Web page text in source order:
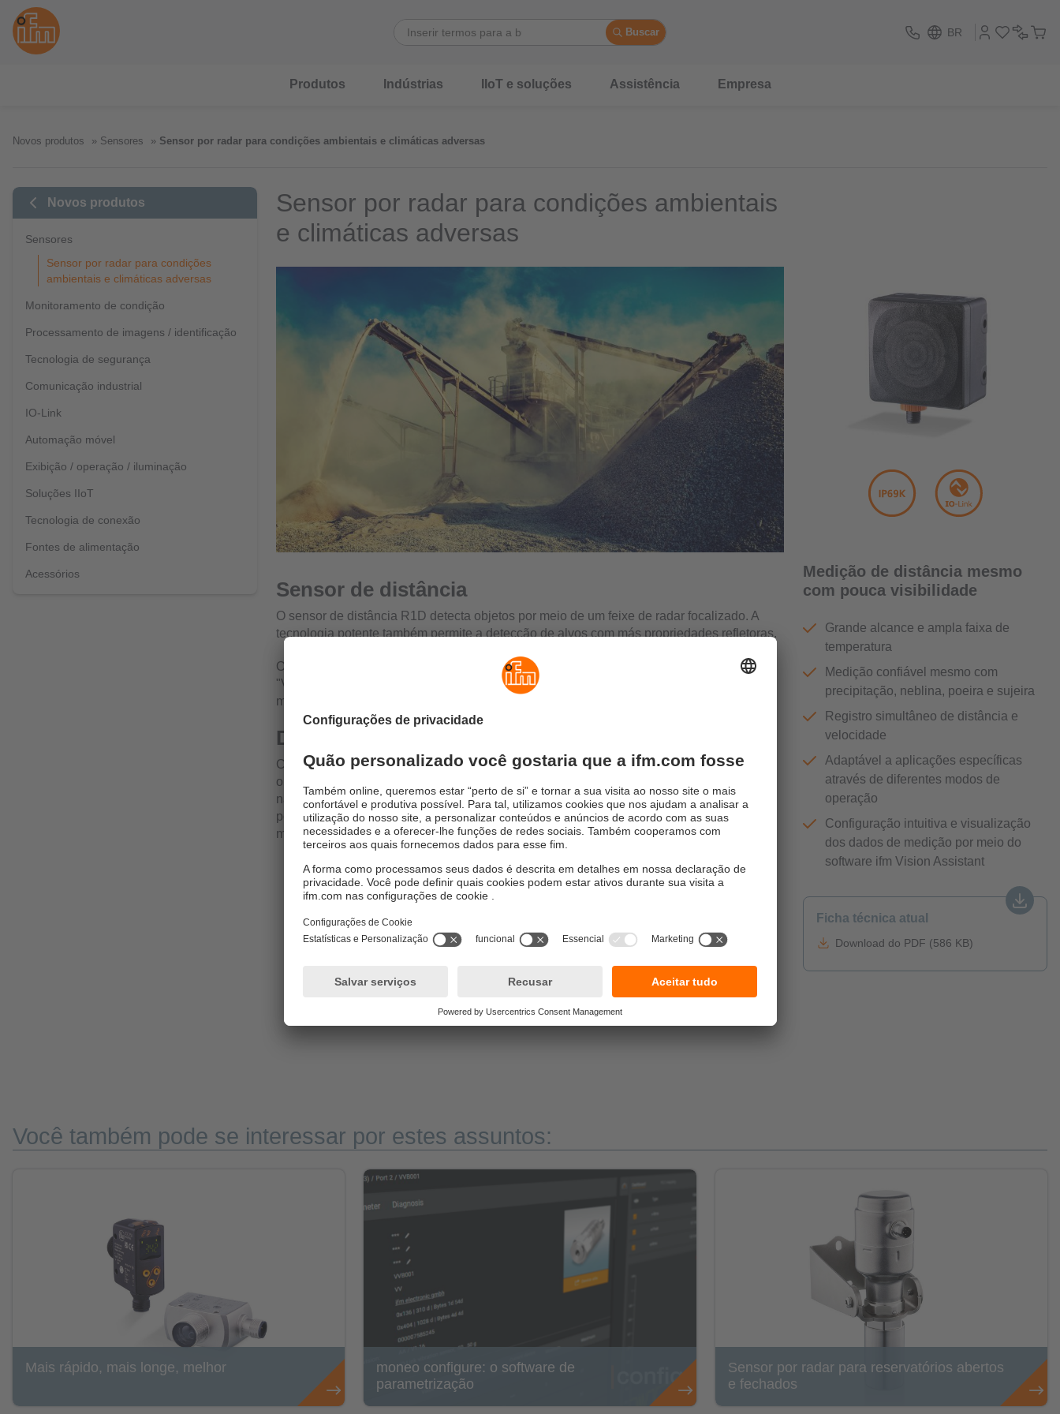
Buscar BR
Produtos Indústrias IIoT e soluções Assistência Empresa
Novos produtos Sensores Sensor por radar para condições ambientais e climáticas adversas
Novos produtos
Sensores
Sensor por radar para condições
ambientais e climáticas adversas
Monitoramento de condição
Processamento de imagens / identificação
Tecnologia de segurança
Comunicação industrial
IO-Link
Automação móvel
Exibição / operação / iluminação
Soluções IIoT
Tecnologia de conexão
Fontes de alimentação
Acessórios
Sensor por radar para condições ambientais
e climáticas adversas
Sensor de distância
O sensor de distância R1D detecta objetos por meio de um feixe de radar focalizado. A
tecnologia potente também permite a detecção de alvos com más propriedades refletoras.
Os dados obtidos desta forma podem ser visualizados claramente por meio do software
"Vision Assistant". É possível por exemplo, visualizar vários objetos simultaneamente por
meio do perfil de distância e ao mesmos tempo emitir suas velocidades relativas.
Detecção confiável em ambientes agressivos
Com seu longo alcance, resistência a impactos e vibrações e os diferentes modos de
operação, o sensor por radar está projetado para detectar com precisão, objetos mesmo
nas condições mais adversas. Seja com chuva, neve, vento forte ou poeira extrema: A
potente tecnologia de radar do sensor garante uma operação confiável em todos os
momentos.
Medição de distância mesmo
com pouca visibilidade
Grande alcance e ampla faixa de
temperatura
Medição confiável mesmo com
precipitação, neblina, poeira e sujeira
Registro simultâneo de distância e
velocidade
Adaptável a aplicações específicas
através de diferentes modos de
operação
Configuração intuitiva e visualização
dos dados de medição por meio do
software ifm Vision Assistant
Ficha técnica atual
Download do PDF (586 KB)
Você também pode se interessar por estes assuntos:
Mais rápido, mais longe, melhor
moneo configure: o software de
parametrização
Sensor por radar para reservatórios abertos
e fechados